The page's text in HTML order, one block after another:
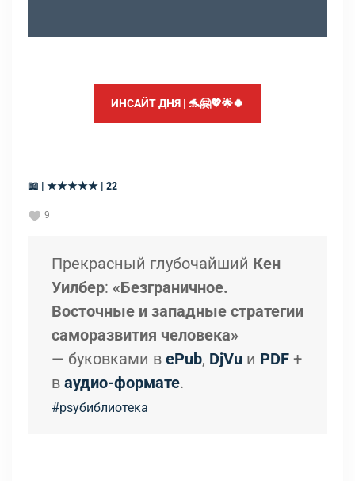
ИНСАЙТ ДНЯ | 🐬🤗💖🌟🍀
📖 | ★★★★★ | 22
9
Прекрасный глубочайший Кен
Уилбер: «Безграничное.
Восточные и западные стратегии
саморазвития человека»
— буковками в ePub, DjVu и PDF +
в аудио-формате.
#psyбиблиотека